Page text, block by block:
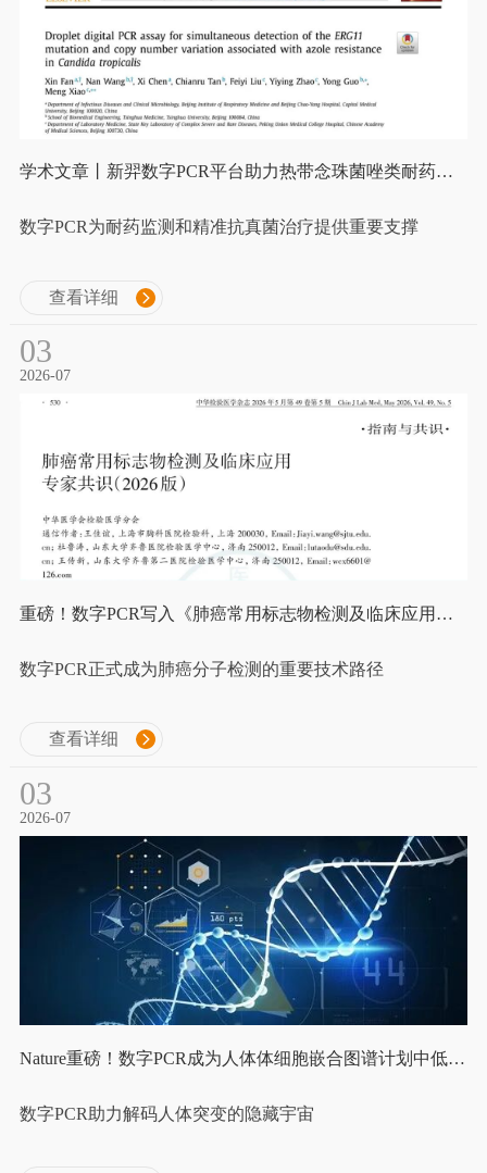
学术文章丨新羿数字PCR平台助力热带念珠菌唑类耐药快速检测
数字PCR为耐药监测和精准抗真菌治疗提供重要支撑
查看详细
03
2026-07
重磅！数字PCR写入《肺癌常用标志物检测及临床应用专家共识（2026版）》
数字PCR正式成为肺癌分子检测的重要技术路径
查看详细
03
2026-07
Nature重磅！数字PCR成为人体体细胞嵌合图谱计划中低频变异验证金标准
数字PCR助力解码人体突变的隐藏宇宙